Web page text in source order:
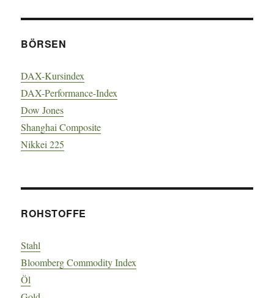
BÖRSEN
DAX-Kursindex
DAX-Performance-Index
Dow Jones
Shanghai Composite
Nikkei 225
ROHSTOFFE
Stahl
Bloomberg Commodity Index
Öl